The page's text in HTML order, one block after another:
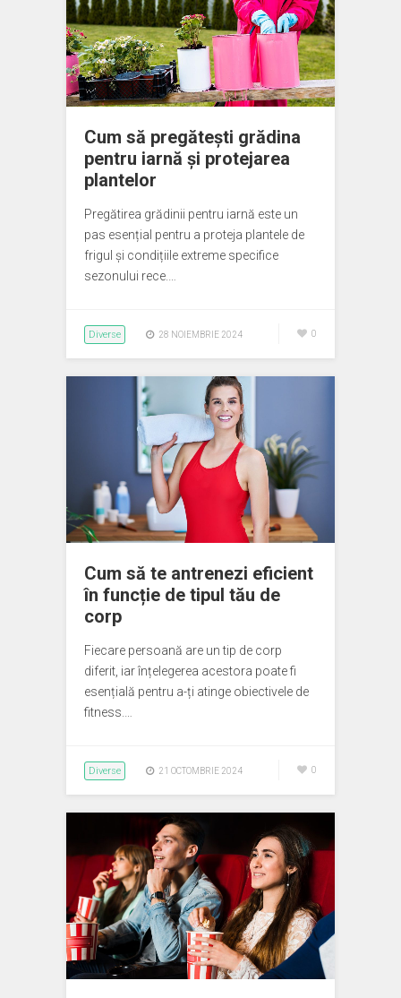
Cum să pregătești grădina
pentru iarnă și protejarea
plantelor
Pregătirea grădinii pentru iarnă este un
pas esențial pentru a proteja plantele de
frigul și condițiile extreme specifice
sezonului rece.…
Diverse 28 NOIEMBRIE 2024 0
Cum să te antrenezi eficient
în funcție de tipul tău de
corp
Fiecare persoană are un tip de corp
diferit, iar înțelegerea acestora poate fi
esențială pentru a-ți atinge obiectivele de
fitness.…
Diverse 21 OCTOMBRIE 2024 0